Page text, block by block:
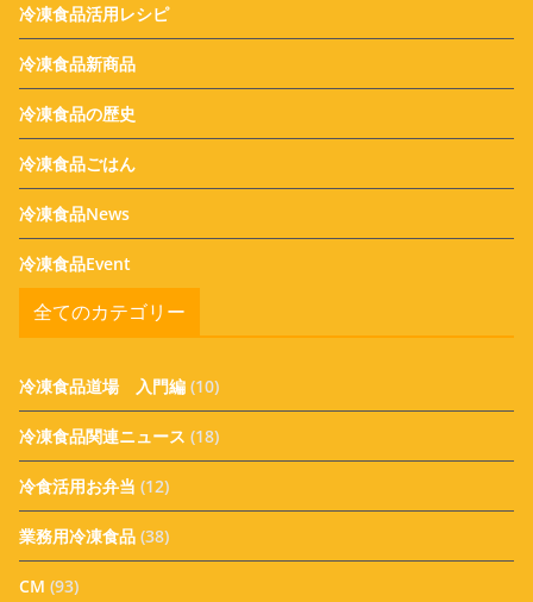
冷凍食品活用レシピ
冷凍食品新商品
冷凍食品の歴史
冷凍食品ごはん
冷凍食品News
冷凍食品Event
全てのカテゴリー
冷凍食品道場 入門編 (10)
冷凍食品関連ニュース (18)
冷食活用お弁当 (12)
業務用冷凍食品 (38)
CM (93)